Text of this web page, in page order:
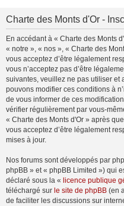
Charte des Monts d'Or -
En accédant à « Charte des Monts
« notre », « nos », « Charte des
vous acceptez d’être légalement
vous n’acceptez pas d’être
suivantes, veuillez ne pas utiliser et
pouvons modifier ces conditions à
de vous informer de ces
vérifier régulièrement par vous-
« Charte des Monts d'Or » après
vous acceptez d’être légalement
mises à jour.
Nos forums sont développés par
phpBB » et « phpBB Limited ») qui
déclaré sous la « licence publique
téléchargé sur le site de phpBB (en
de faciliter les discussions sur